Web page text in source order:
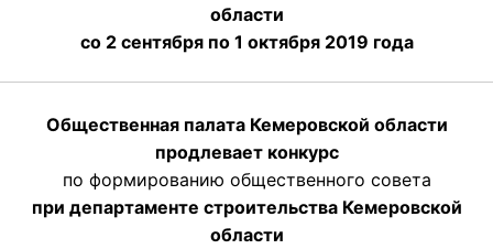
области
со 2 сентября по 1 октября 2019 года
Общественная палата Кемеровской области
продлевает конкурс
по формированию общественного совета
при департаменте строительства Кемеровской
области